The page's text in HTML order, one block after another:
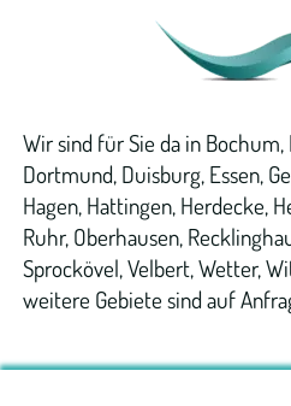
Wir sind für Sie da in
Dortmund, Duisburg, Essen,
Hagen, Hattingen, Herdecke,
Ruhr, Oberhausen,
Sprockövel, Velbert, Wetter,
weitere Gebiete sind auf